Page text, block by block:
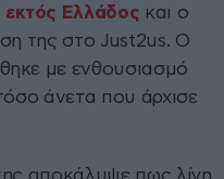
εκτός Ελλάδος και ο
της στο Just2us. Ο
με ενθουσιασμό
άνετα που άρχισε
αποκάλυψε πως λίγη